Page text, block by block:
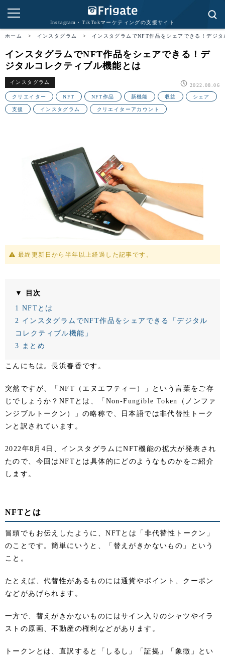
Instagram・TikTokマーケティングの支援サイト
ホーム > インスタグラム > インスタグラムでNFT作品をシェアできる！デジ
インスタグラムでNFT作品をシェアできる！デ
ジタルコレクティブル機能とは
インスタグラム
2022.08.06
クリエイター NFT NFT作品 新機能 収益 シェア
支援 インスタグラム クリエイターアカウント
最終更新日から半年以上経過した記事です。
▼ 目次
1 NFTとは
2 インスタグラムでNFT作品をシェアできる「デジタル
コレクティブル機能」
3 まとめ
こんにちは。長浜春香です。
突然ですが、「NFT（エヌエフティー）」という言葉をご存
じでしょうか？NFTとは、「Non-Fungible Token（ノンファ
ンジブルトークン）」の略称で、日本語では非代替性トーク
ンと訳されています。
2022年8月4日、インスタグラムにNFT機能の拡大が発表され
たので、今回はNFTとは具体的にどのようなものかをご紹介
します。
NFTとは
冒頭でもお伝えしたように、NFTとは「非代替性トークン」
のことです。簡単にいうと、「替えがきかないもの」という
こと。
たとえば、代替性があるものには通貨やポイント、クーポン
などがあげられます。
一方で、替えがきかないものにはサイン入りのシャツやイラ
ストの原画、不動産の権利などがあります。
トークンとは、直訳すると「しるし」「証拠」「象徴」とい